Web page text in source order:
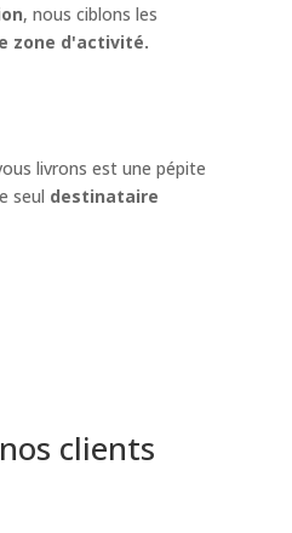
, nous ciblons les
zone d'activité.
livrons est une pépite
seul destinataire
clients